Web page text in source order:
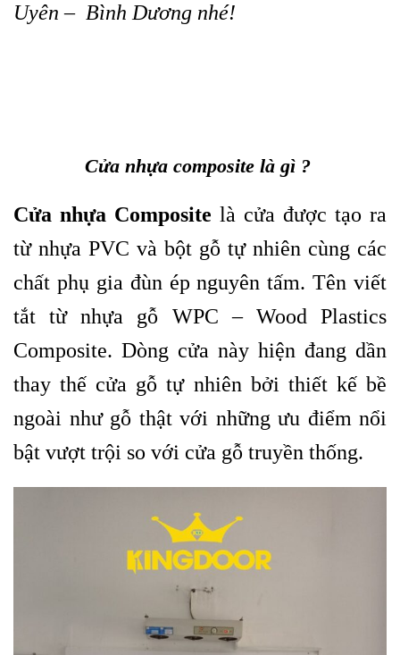
Uyên – Bình Dương nhé!
Cửa nhựa composite là gì ?
Cửa nhựa Composite là cửa được tạo ra
từ nhựa PVC và bột gỗ tự nhiên cùng các
chất phụ gia đùn ép nguyên tấm. Tên viết
tắt từ nhựa gỗ WPC – Wood Plastics
Composite. Dòng cửa này hiện đang dần
thay thế cửa gỗ tự nhiên bởi thiết kế bề
ngoài như gỗ thật với những ưu điểm nổi
bật vượt trội so với cửa gỗ truyền thống.